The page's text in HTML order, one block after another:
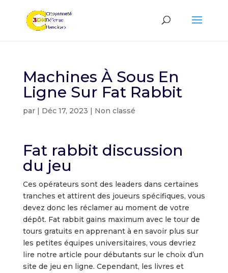
Machines À Sous En
Ligne Sur Fat Rabbit
par | Déc 17, 2023 | Non classé
Fat rabbit discussion
du jeu
Ces opérateurs sont des leaders dans certaines
tranches et attirent des joueurs spécifiques, vous
devez donc les réclamer au moment de votre
dépôt. Fat rabbit gains maximum avec le tour de
tours gratuits en apprenant à en savoir plus sur
les petites équipes universitaires, vous devriez
lire notre article pour débutants sur le choix d’un
site de jeu en ligne. Cependant, les livres et